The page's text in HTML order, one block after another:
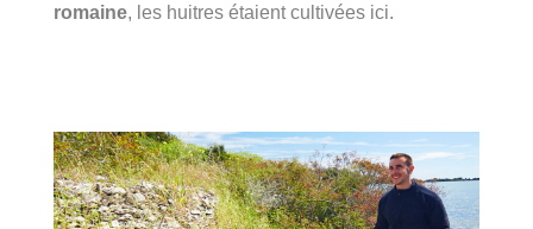
romaine, les huitres étaient cultivées ici.